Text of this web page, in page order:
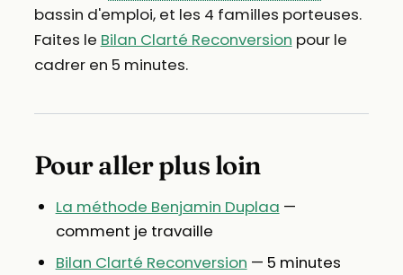
bassin d'emploi, et les 4 familles porteuses.
Faites le Bilan Clarté Reconversion pour le
cadrer en 5 minutes.
Pour aller plus loin
La méthode Benjamin Duplaa —
comment je travaille
Bilan Clarté Reconversion — 5 minutes